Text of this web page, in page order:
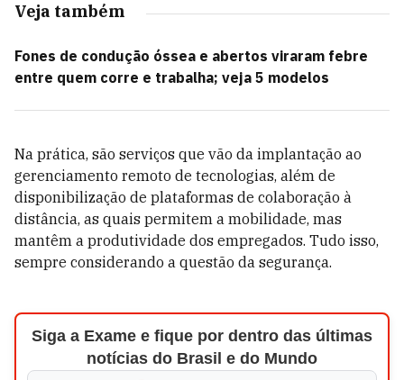
Veja também
Fones de condução óssea e abertos viraram febre
entre quem corre e trabalha; veja 5 modelos
Na prática, são serviços que vão da implantação ao
gerenciamento remoto de tecnologias, além de
disponibilização de plataformas de colaboração à
distância, as quais permitem a mobilidade, mas
mantêm a produtividade dos empregados. Tudo isso,
sempre considerando a questão da segurança.
Siga a Exame e fique por dentro das últimas
notícias do Brasil e do Mundo